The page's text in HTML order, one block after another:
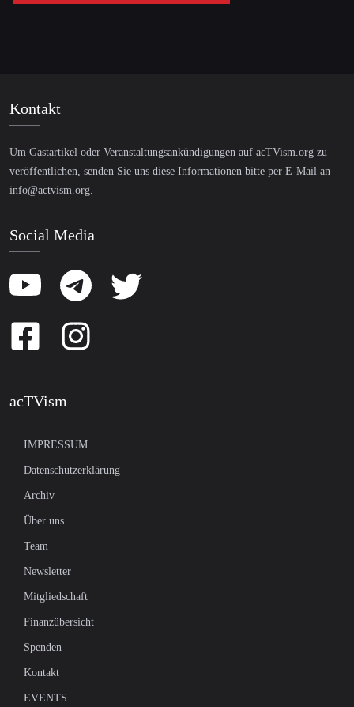
Kontakt
Um Gastartikel oder Veranstaltungsankündigungen auf acTVism.org zu
veröffentlichen, senden Sie uns diese Informationen bitte per E-Mail an
info@actvism.org.
Social Media
acTVism
IMPRESSUM
Datenschutzerklärung
Archiv
Über uns
Team
Newsletter
Mitgliedschaft
Finanzübersicht
Spenden
Kontakt
EVENTS